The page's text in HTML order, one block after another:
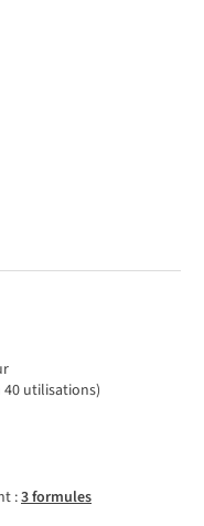
utilisations)
:3 formules